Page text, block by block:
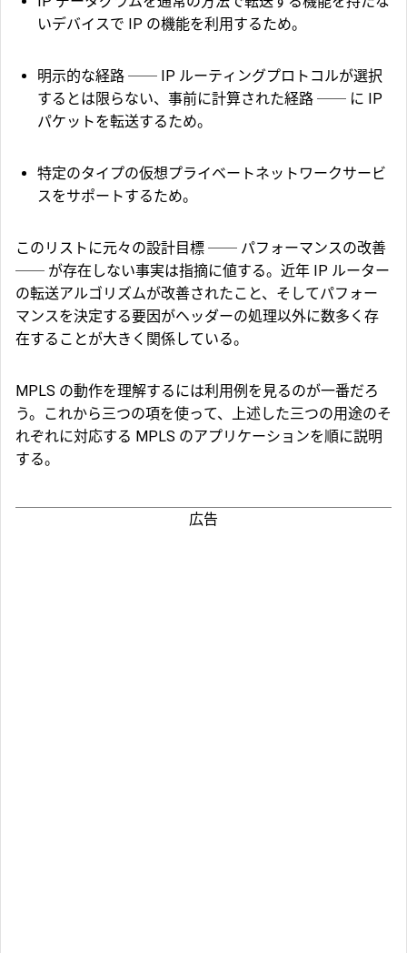
いデバイスで IP の機能を利用するため。
明示的な経路 ── IP ルーティングプロトコルが選択
するとは限らない、事前に計算された経路 ── に IP
パケットを転送するため。
特定のタイプの仮想プライベートネットワークサービ
スをサポートするため。
このリストに元々の設計目標 ── パフォーマンスの改善
── が存在しない事実は指摘に値する。近年 IP ルーター
の転送アルゴリズムが改善されたこと、そしてパフォー
マンスを決定する要因がヘッダーの処理以外に数多く存
在することが大きく関係している。
MPLS の動作を理解するには利用例を見るのが一番だろ
う。これから三つの項を使って、上述した三つの用途のそ
れぞれに対応する MPLS のアプリケーションを順に説明
する。
広告